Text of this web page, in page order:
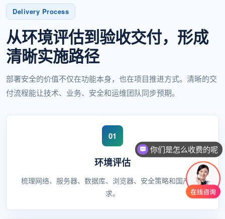
Delivery Process
从环境评估到验收交付，形成
清晰实施路径
部署安全的价值不仅在功能本身，也在项目推进方式。清晰的交
付流程能让技术、业务、安全和运维团队同步预期。
环境评估
梳理网络、服务器、数据库、浏览器、安全策略和国产化要
求。
你们是怎么收费的呢